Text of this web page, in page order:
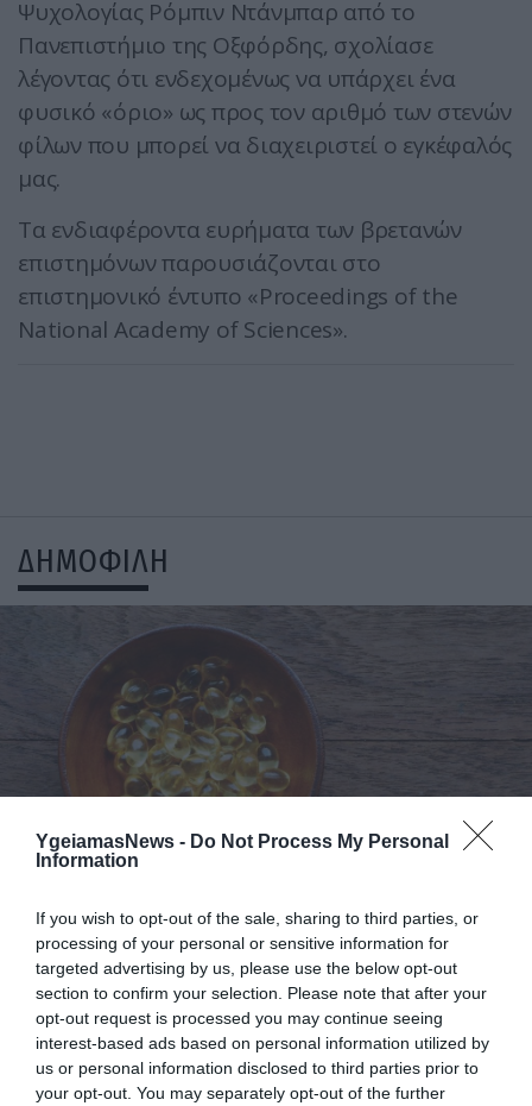
YgeiamasNews - Do Not Process My Personal
Information
If you wish to opt-out of the sale, sharing to third parties, or
processing of your personal or sensitive information for
targeted advertising by us, please use the below opt-out
section to confirm your selection. Please note that after your
opt-out request is processed you may continue seeing
interest-based ads based on personal information utilized by
us or personal information disclosed to third parties prior to
your opt-out. You may separately opt-out of the further
Ψυχολογίας Ρόμπιν Ντάνμπαρ από το
Πανεπιστήμιο της Οξφόρδης, σχολίασε
λέγοντας ότι ενδεχομένως να υπάρχει ένα
φυσικό «όριο» ως προς τον αριθμό των στενών
φίλων που μπορεί να διαχειριστεί ο εγκέφαλός
μας.
Τα ενδιαφέροντα ευρήματα των βρετανών
επιστημόνων παρουσιάζονται στο
επιστημονικό έντυπο «Proceedings of the
National Academy of Sciences».
ΔΗΜΟΦΙΛΗ
ΥΓΕΙΑ
1 Αυτό είναι το θαυματουργό έλαιο που